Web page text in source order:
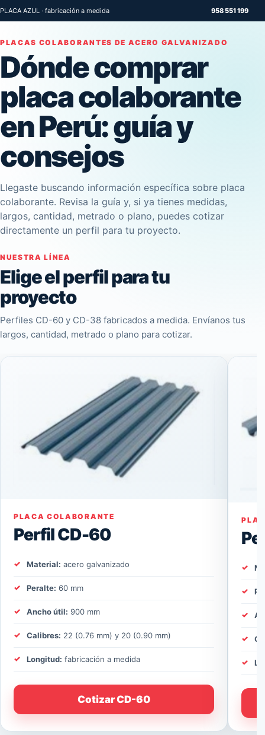
PLACA AZUL · fabricación a medida 958 551 199
PLACAS COLABORANTES DE ACERO GALVANIZADO
Dónde comprar
placa colaborante
en Perú: guía y
consejos
Llegaste buscando información específica sobre placa
colaborante. Revisa la guía y, si ya tienes medidas,
largos, cantidad, metrado o plano, puedes cotizar
directamente un perfil para tu proyecto.
NUESTRA LÍNEA
Elige el perfil para tu
proyecto
Perfiles CD-60 y CD-38 fabricados a medida. Envíanos tus
largos, cantidad, metrado o plano para cotizar.
PLACA COLABORANTE
Perfil CD-60
Material: acero galvanizado
Peralte: 60 mm
Ancho útil: 900 mm
Calibres: 22 (0.76 mm) y 20 (0.90 mm)
Longitud: fabricación a medida
Cotizar CD-60